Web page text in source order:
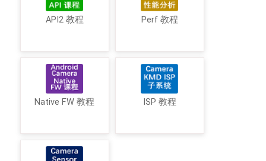
API2 教程 Perf 教程
Native FW 教程 ISP 教程